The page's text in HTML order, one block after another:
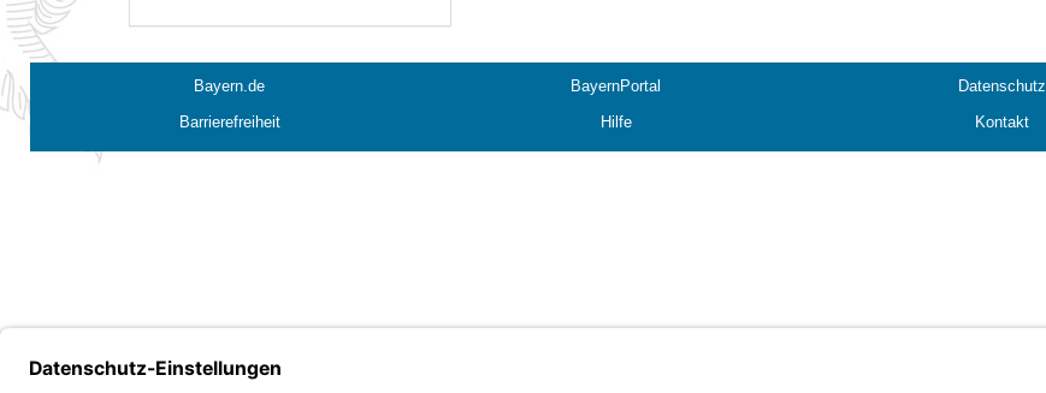
Bayern.de BayernPortal Datenschutz
Barrierefreiheit
Hilfe Kontakt